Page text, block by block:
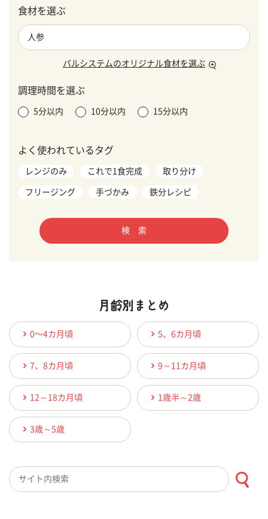
食材を選ぶ
パルシステムのオリジナル食材を選ぶ
調理時間を選ぶ
5分以内 10分以内 15分以内
よく使われているタグ
レンジのみ これで1食完成 取り分け
フリージング 手づかみ 鉄分レシピ
検 索
0〜4カ月頃 5、6カ月頃
7、8カ月頃 9～11カ月頃
12～18カ月頃 1歳半～2歳
3歳～5歳
検索キーワード入力